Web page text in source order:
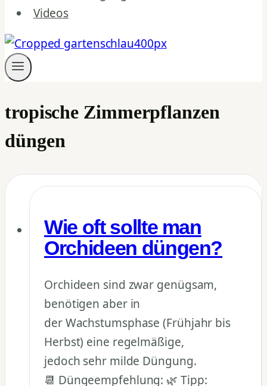
Videos
tropische Zimmerpflanzen
düngen
Wie oft sollte man
Orchideen düngen?
Orchideen sind zwar genügsam,
benötigen aber in
der Wachstumsphase (Frühjahr bis
Herbst) eine regelmäßige,
jedoch sehr milde Düngung.
📆 Düngeempfehlung: 🌿 Tipp: